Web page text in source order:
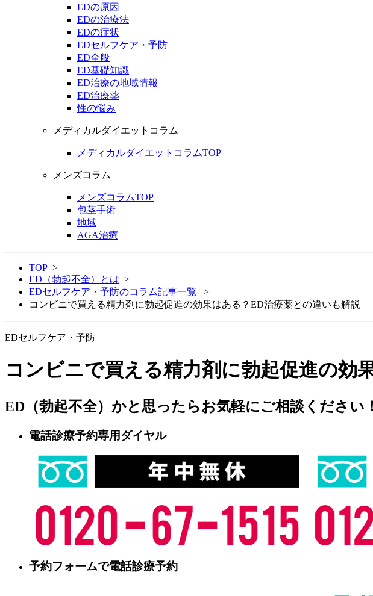
EDの原因
EDの治療法
EDの症状
EDセルフケア・予防
ED全般
ED基礎知識
ED治療の地域情報
ED治療薬
性の悩み
メディカルダイエットコラム
メディカルダイエットコラムTOP
メンズコラム
メンズコラムTOP
包茎手術
地域
AGA治療
TOP >
ED（勃起不全）とは >
EDセルフケア・予防のコラム記事一覧
>
コンビニで買える精力剤に勃起促進の効果はある？ED治療薬との違いも解説
EDセルフケア・予防
コンビニで買える精力剤に勃起促進の効
ED（勃起不全）かと思ったらお気軽にご相談ください！
電話診療予約専用ダイヤル
予約フォームで電話診療予約